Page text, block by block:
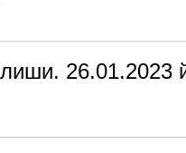
26.01.2023